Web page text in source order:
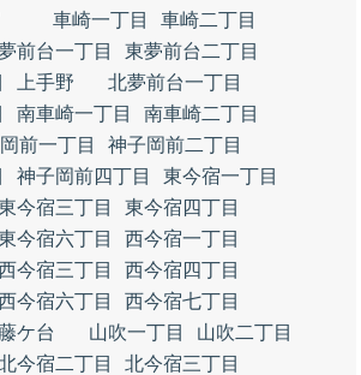
車崎一丁目
車崎二丁目
前台一丁目
東夢前台二丁目
上手野
北夢前台一丁目
南車崎一丁目
南車崎二丁目
前一丁目
神子岡前二丁目
神子岡前四丁目
東今宿一丁目
今宿三丁目
東今宿四丁目
今宿六丁目
西今宿一丁目
今宿三丁目
西今宿四丁目
今宿六丁目
西今宿七丁目
ケ台 山吹一丁目
山吹二丁目
今宿二丁目
北今宿三丁目